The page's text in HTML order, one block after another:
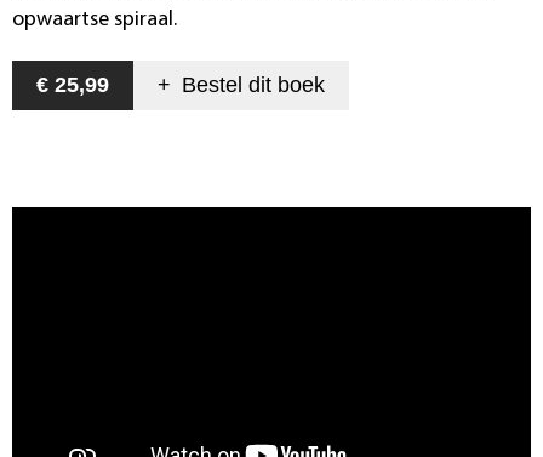
opwaartse spiraal.
€ 25,99 + Bestel dit boek